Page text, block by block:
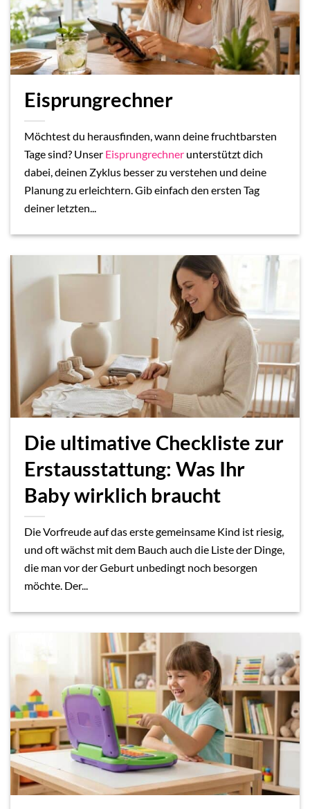
Eisprungrechner
Möchtest du herausfinden, wann deine fruchtbarsten
Tage sind? Unser Eisprungrechnerunterstützt dich
dabei, deinen Zyklus besser zu verstehen und deine
Planung zu erleichtern. Gib einfach den ersten Tag
deiner letzten...
Die ultimative Checkliste zur
Erstausstattung: Was Ihr
Baby wirklich braucht
Die Vorfreude auf das erste gemeinsame Kind ist riesig,
und oft wächst mit dem Bauch auch die Liste der Dinge,
die man vor der Geburt unbedingt noch besorgen
möchte. Der...